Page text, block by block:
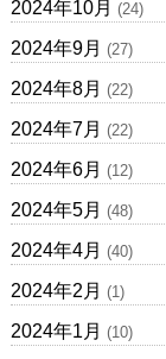
2024年10月 (24)
2024年9月 (27)
2024年8月 (22)
2024年7月 (22)
2024年6月 (12)
2024年5月 (48)
2024年4月 (40)
2024年2月 (1)
2024年1月 (10)